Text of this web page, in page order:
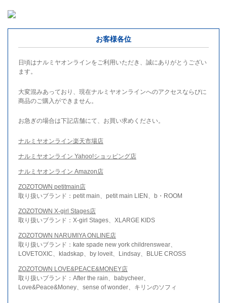
お客様各位
日頃はナルミヤオンラインをご利用いただき、誠にありがとうござい
ます。
大変混みあっており、現在ナルミヤオンラインへのアクセスならびに
商品のご購入ができません。
お急ぎの場合は下記店舗にて、お買い求めください。
ナルミヤオンライン楽天市場店
ナルミヤオンライン Yahoo!ショッピング店
ナルミヤオンライン Amazon店
ZOZOTOWN petitmain店
取り扱いブランド：petit main、petit main LIEN、b・ROOM
ZOZOTOWN X-girl Stages店
取り扱いブランド：X-girl Stages、XLARGE KIDS
ZOZOTOWN NARUMIYA ONLINE店
取り扱いブランド：kate spade new york childrenswear、
LOVETOXIC、kladskap、by loveit、Lindsay、BLUE CROSS
ZOZOTOWN LOVE&PEACE&MONEY店
取り扱いブランド：After the rain、babycheer、
Love&Peace&Money、sense of wonder、キリンのソフィ